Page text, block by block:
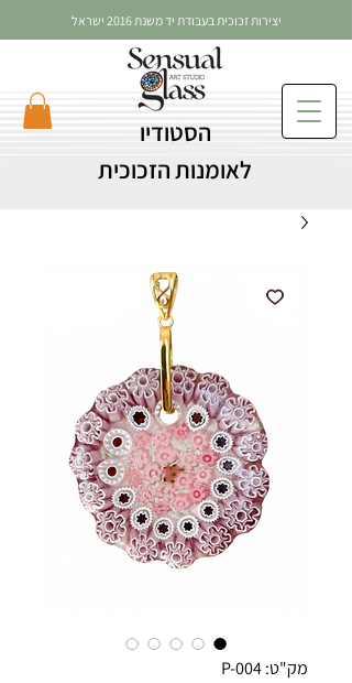
הסטודיו
לאומנות הזכוכית
יצירות זכוכית בעבודת יד משנת 2016 ישראל
מק"ט: P-004